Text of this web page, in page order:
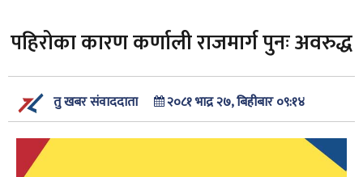
पहिरोका कारण कर्णाली राजमार्ग पुनः अवरुद्ध
तु खबर संवाददाता २०८१ भाद्र २७, बिहीबार ०९:१४